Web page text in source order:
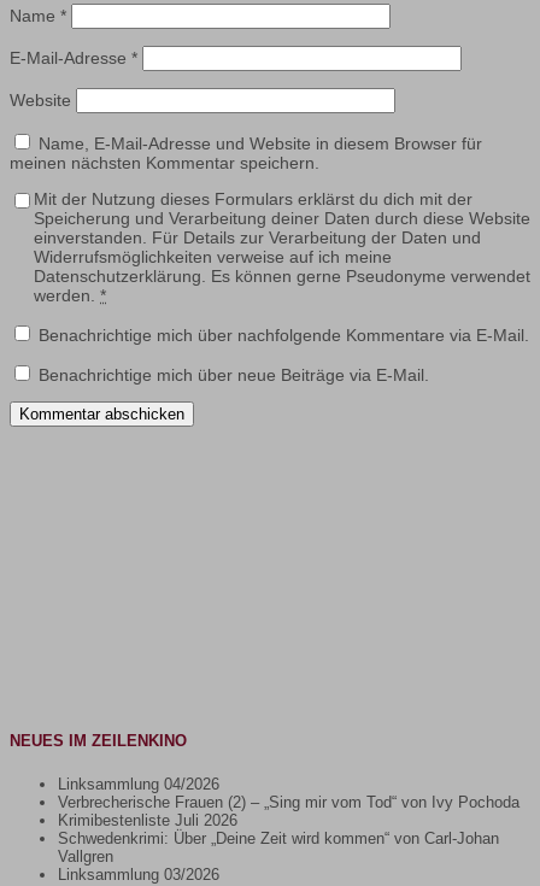
Name *
E-Mail-Adresse *
Website
Name, E-Mail-Adresse und Website in diesem Browser für
meinen nächsten Kommentar speichern.
Mit der Nutzung dieses Formulars erklärst du dich mit der
Speicherung und Verarbeitung deiner Daten durch diese Website
einverstanden. Für Details zur Verarbeitung der Daten und
Widerrufsmöglichkeiten verweise auf ich meine
Datenschutzerklärung. Es können gerne Pseudonyme verwendet
werden. *
Benachrichtige mich über nachfolgende Kommentare via E-Mail.
Benachrichtige mich über neue Beiträge via E-Mail.
NEUES IM ZEILENKINO
Linksammlung 04/2026
Verbrecherische Frauen (2) – „Sing mir vom Tod“ von Ivy Pochoda
Krimibestenliste Juli 2026
Schwedenkrimi: Über „Deine Zeit wird kommen“ von Carl-Johan
Vallgren
Linksammlung 03/2026